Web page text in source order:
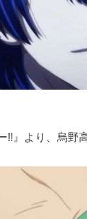
!!』より、 烏野